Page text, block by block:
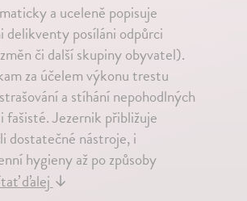
a uceleně popisuje
delikventy posíláni odpůrci
či další skupiny obyvatel).
za účelem výkonu trestu
a stíhání nepohodlných
fašisté. Jezernik přibližuje
dostatečné nástroje, i
hygieny až po způsoby
ďalej↓